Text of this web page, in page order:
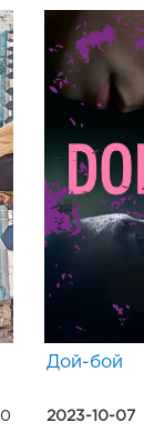
Дой-бой
2023-10-07